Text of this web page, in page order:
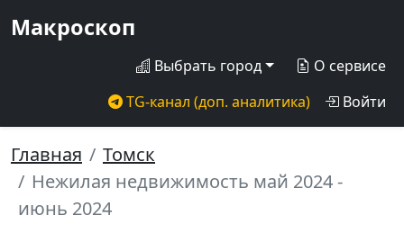
Макроскоп
Выбрать город
О сервисе
TG-канал (доп. аналитика)
Войти
Главная
Томск
Нежилая недвижимость май 2024 -
июнь 2024